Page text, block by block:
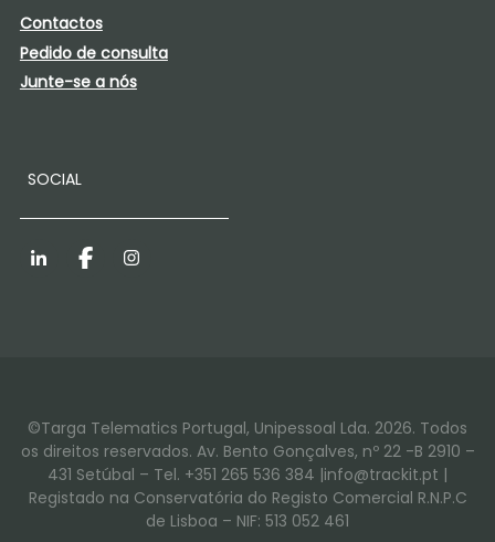
Contactos
Pedido de consulta
Junte-se a nós
SOCIAL
LinkedInFacebookInstagram
©Targa Telematics Portugal, Unipessoal Lda. 2026. Todos
os direitos reservados. Av. Bento Gonçalves, nº 22 -B 2910 –
431 Setúbal – Tel. +351 265 536 384 |info@trackit.pt |
Registado na Conservatória do Registo Comercial R.N.P.C
de Lisboa – NIF: 513 052 461